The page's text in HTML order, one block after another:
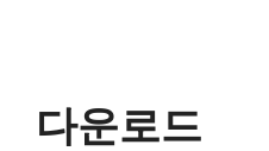
다운로드